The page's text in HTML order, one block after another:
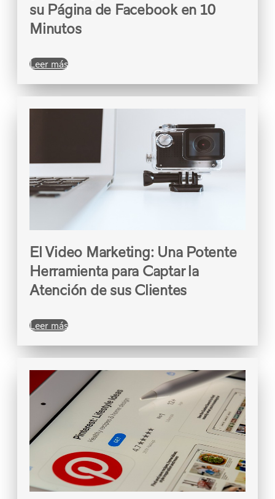
su Página de Facebook en 10
Minutos
Leer más
El Video Marketing: Una Potente
Herramienta para Captar la
Atención de sus Clientes
Leer más